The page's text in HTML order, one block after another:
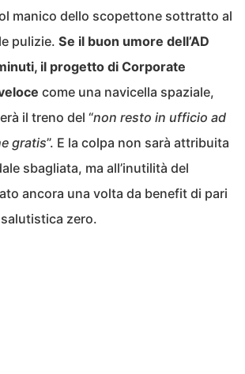
manico dello scopettone sottratto al
pulizie. Se il buon umore dell’AD
il progetto di Corporate
come una navicella spaziale,
il treno del “non resto in ufficio ad
gratis”. E la colpa non sarà attribuita
sbagliata, ma all’inutilità del
ancora una volta da benefit di pari
zero.